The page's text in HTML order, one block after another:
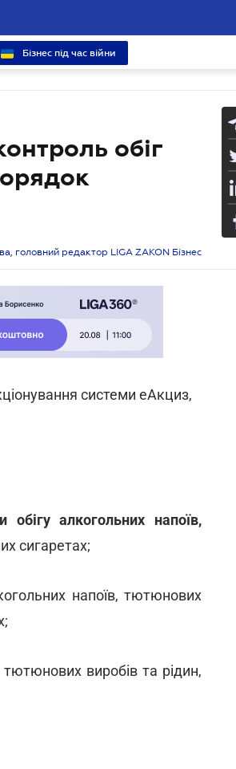
Бізнес під час війни
обіг
головний редактор LIGA ZAKON Бізнес
системи еАкциз,
алкогольних напоїв,
сигаретах;
напоїв, тютюнових
тютюнових виробів та рідин,